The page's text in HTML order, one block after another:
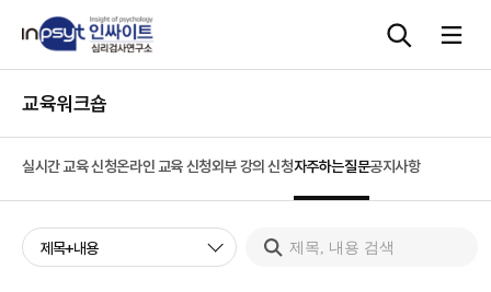
상담도구
교육 워크숍
교육워크숍
실시간 교육 신청온라인 교육 신청외부 강의 신청자주하는질문공지사항
제목+내용